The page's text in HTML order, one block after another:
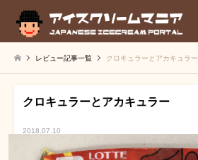
レビュー記事一覧 クロキュラーとアカキュラー
クロキュラーとアカキュラー
2018.07.10